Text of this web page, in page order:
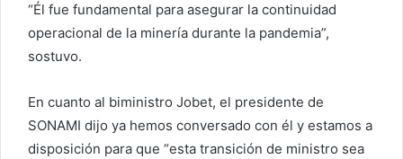
“Él fue fundamental para asegurar la continuidad
operacional de la minería durante la pandemia”,
sostuvo.
En cuanto al biministro Jobet, el presidente de
SONAMI dijo ya hemos conversado con él y estamos a
disposición para que “esta transición de ministro sea